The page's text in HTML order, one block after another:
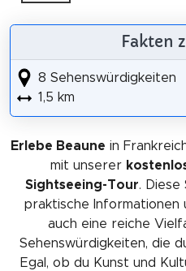
Fakten
8 Sehenswürdigkeiten
1,5 km
Erlebe Beaune in
mit unserer
Sightseeing-Tour.
praktische Informationen
auch eine reiche
Sehenswürdigkeiten, die
Egal, ob du Kunst und